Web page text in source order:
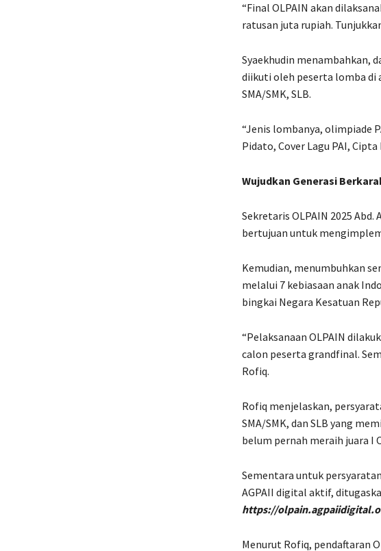
“Final OLPAIN akan
ratusan juta rupiah.
Syaekhudin menambahkan,
diikuti oleh peserta lomba di
SMA/SMK, SLB.
“Jenis lombanya, olimpiade
Pidato, Cover Lagu PAI,
Wujudkan Generasi
Sekretaris OLPAIN 2025
bertujuan untuk
Kemudian, menumbuhkan
melalui 7 kebiasaan anak
bingkai Negara Kesatuan
“Pelaksanaan OLPAIN
calon peserta grandfinal.
Rofiq.
Rofiq menjelaskan,
SMA/SMK, dan SLB yang
belum pernah meraih juara I
Sementara untuk
AGPAII digital aktif,
https://
Menurut Rofiq, pendaftaran